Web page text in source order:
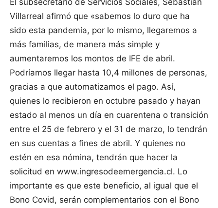
El subsecretario de Servicios Sociales, Sebastián
Villarreal afirmó que «sabemos lo duro que ha
sido esta pandemia, por lo mismo, llegaremos a
más familias, de manera más simple y
aumentaremos los montos de IFE de abril.
Podríamos llegar hasta 10,4 millones de personas,
gracias a que automatizamos el pago. Así,
quienes lo recibieron en octubre pasado y hayan
estado al menos un día en cuarentena o transición
entre el 25 de febrero y el 31 de marzo, lo tendrán
en sus cuentas a fines de abril. Y quienes no
estén en esa nómina, tendrán que hacer la
solicitud en www.ingresodeemergencia.cl. Lo
importante es que este beneficio, al igual que el
Bono Covid, serán complementarios con el Bono